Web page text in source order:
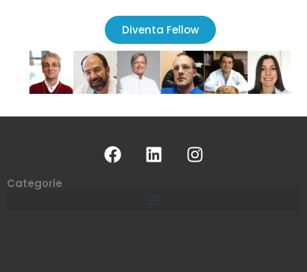
Diventa Fellow
Categorie